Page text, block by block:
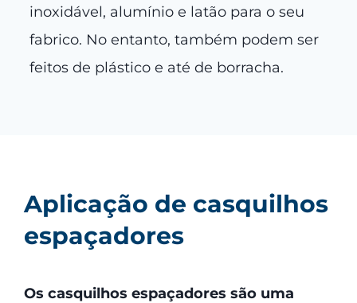
inoxidável, alumínio e latão para o seu
fabrico. No entanto, também podem ser
feitos de plástico e até de borracha.
Aplicação de casquilhos
espaçadores
Os casquilhos espaçadores são uma